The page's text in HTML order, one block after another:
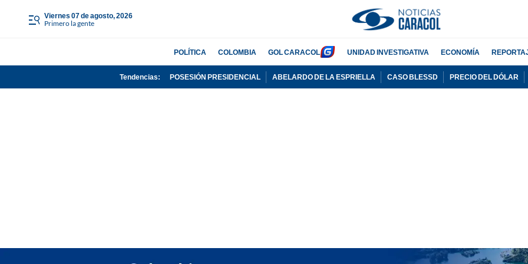
viernes 07 de agosto, 2026
Primero la gente
POLÍTICA COLOMBIA GOL CARACOL UNIDAD INVESTIGATIVA ECONOMÍA
Tendencias: POSESIÓN PRESIDENCIAL ABELARDO DE LA ESPRIELLA CASO BLESSD PRECIO DEL DÓLAR